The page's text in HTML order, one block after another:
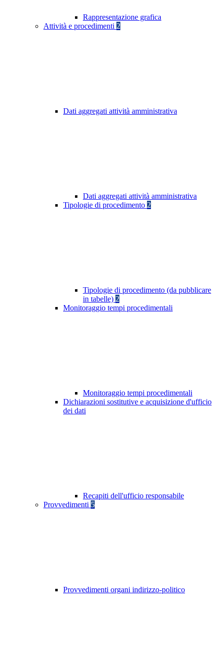
Rappresentazione grafica
Attività e procedimenti 2
Dati aggregati attività amministrativa
Dati aggregati attività amministrativa
Tipologie di procedimento 2
Tipologie di procedimento (da pubblicare
in tabelle) 2
Monitoraggio tempi procedimentali
Monitoraggio tempi procedimentali
Dichiarazioni sostitutive e acquisizione d'ufficio
dei dati
Recapiti dell'ufficio responsabile
Provvedimenti 5
Provvedimenti organi indirizzo-politico